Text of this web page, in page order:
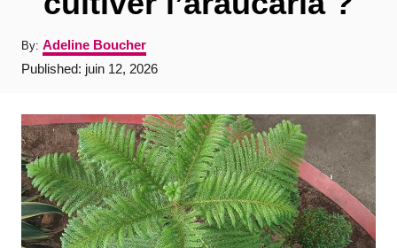
By: A
u
t
o
r
Adeline Boucher
P
t
e
d
o
n
Published: juin 12, 2026